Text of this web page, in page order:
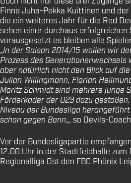
Finne Juha-Pekka Kuittinen und
die ein weiteres Jahr für die Red
sehen einer durchaus erfolgreichen
vorausgesetzt es bleiben alle
„In der Saison 2014/15 wollen wir
Prozess des
aber natürlich nicht den Blick auf
Julian Willingmann, Florian
Moritz Schmidt sind mehrere junge
Förderkader der U23 dazu
Niveau der Bundesliga
schon gegen Bonn„, so Devils-
Vor der Bundesligapartie
12.00 Uhr in der Stadtfeldhalle zum
Regionalliga Ost den FBC Phönix